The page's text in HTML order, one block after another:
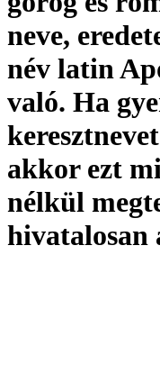
neve,
név latin
való. Ha
akkor ezt
nélkül
hivatalosan